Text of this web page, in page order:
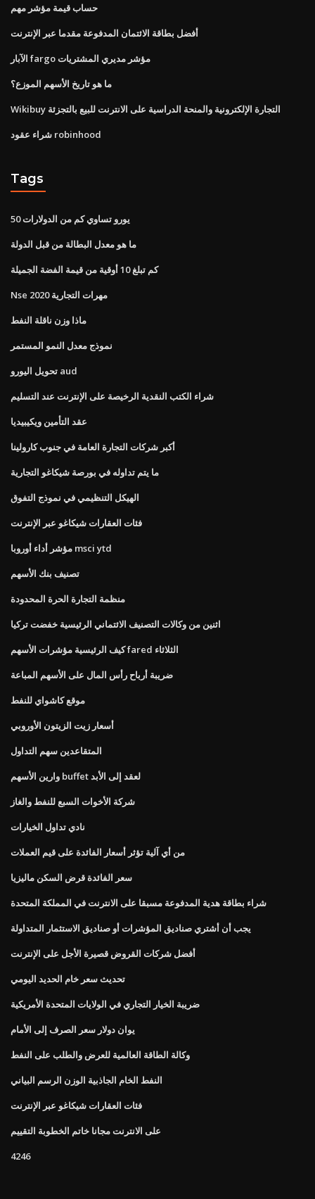
حساب قيمة مؤشر مهم
أفضل بطاقة الائتمان المدفوعة مقدما عبر الإنترنت
الآبار fargo مؤشر مديري المشتريات
ما هو تاريخ الأسهم الموزع؟
Wikibuy التجارة الإلكترونية والمنحة الدراسية على الانترنت للبيع بالتجزئة
شراء عقود robinhood
Tags
50 يورو تساوي كم من الدولارات
ما هو معدل البطالة من قبل الدولة
كم تبلغ 10 أوقية من قيمة الفضة الجميلة
Nse 2020 مهرات التجارية
ماذا وزن ناقلة النفط
نموذج معدل النمو المستمر
تحويل اليورو aud
شراء الكتب النقدية الرخيصة على الإنترنت عند التسليم
عقد التأمين ويكيبيديا
أكبر شركات التجارة العامة في جنوب كارولينا
ما يتم تداوله في بورصة شيكاغو التجارية
الهيكل التنظيمي في نموذج التفوق
فئات العقارات شيكاغو عبر الإنترنت
مؤشر أداء أوروبا msci ytd
تصنيف بنك الأسهم
منظمة التجارة الحرة المحدودة
اثنين من وكالات التصنيف الائتماني الرئيسية خفضت تركيا
كيف الرئيسية مؤشرات الأسهم fared الثلاثاء
ضريبة أرباح رأس المال على الأسهم المباعة
موقع كاشواي للنفط
أسعار زيت الزيتون الأوروبي
المتقاعدين سهم التداول
وارين الأسهم buffet لعقد إلى الأبد
شركة الأخوات السبع للنفط والغاز
نادي تداول الخيارات
من أي آلية تؤثر أسعار الفائدة على قيم العملات
سعر الفائدة قرض السكن ماليزيا
شراء بطاقة هدية المدفوعة مسبقا على الانترنت في المملكة المتحدة
يجب أن أشتري صناديق المؤشرات أو صناديق الاستثمار المتداولة
أفضل شركات القروض قصيرة الأجل على الإنترنت
تحديث سعر خام الحديد اليومي
ضريبة الخيار التجاري في الولايات المتحدة الأمريكية
يوان دولار سعر الصرف إلى الأمام
وكالة الطاقة العالمية للعرض والطلب على النفط
النفط الخام الجاذبية الوزن الرسم البياني
فئات العقارات شيكاغو عبر الإنترنت
على الانترنت مجانا خاتم الخطوبة التقييم
4246